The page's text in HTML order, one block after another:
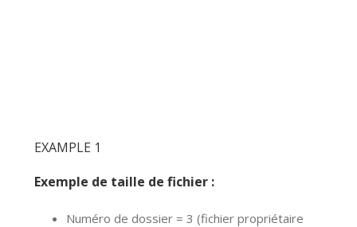
EXAMPLE 1
Exemple de taille de fichier :
Numéro de dossier = 3 (fichier propriétaire